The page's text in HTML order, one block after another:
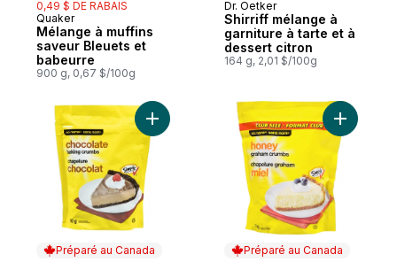
0,49 $ DE RABAIS
Préparé au Canada
Quaker
Mélange à muffins
saveur Bleuets et
babeurre
900 g, 0,67 $/100g
Préparé au Canada
Dr. Oetker
Shirriff mélange à
garniture à tarte et à
dessert citron
164 g, 2,01 $/100g
Préparé au Canada
Ajouter Chapelure au chocolat au panier
Préparé au Canada
Ajouter